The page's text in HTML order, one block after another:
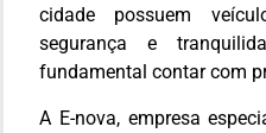
cidade possuem
segurança e
fundamental contar com
A E-nova, empresa